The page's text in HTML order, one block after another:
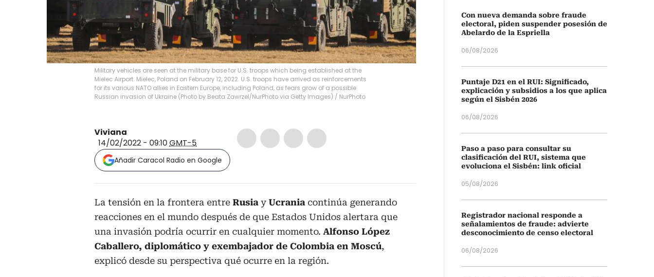
Military vehicles are seen at the military base for U.S. troops which being established at the
Mielec Airport. Mielec, Poland on February 12, 2022. U.S. troops have arrived as reinforcements
for its various NATO allies in Eastern Europe, including Poland, as fears grow of a possible
Russian invasion of Ukraine (Photo by Beata Zawrzel/NurPhoto via Getty Images) / NurPhoto
Viviana
14/02/2022 - 09:10GMT-5
Añadir Caracol Radio en Google
La tensión en la frontera entre Rusia yUcrania continúa generando
reacciones en el mundo después de que Estados Unidos alertara que
una invasión podría ocurrir en cualquier momento. Alfonso López
Caballero, diplomático y exembajador de Colombia en Moscú,
explicó desde su perspectiva qué ocurre en la región.
Con nueva demanda sobre fraude
electoral, piden suspender posesión de
Abelardo de la Espriella
06/08/2026
Puntaje D21 en el RUI: Significado,
explicación y subsidios a los que aplica
según el Sisbén 2026
06/08/2026
Paso a paso para consultar su
clasificación del RUI, sistema que
evoluciona el Sisbén: link oficial
05/08/2026
Registrador nacional responde a
señalamientos de fraude: advierte
desconocimiento de censo electoral
06/08/2026